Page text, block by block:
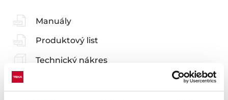
Manuály
Produktový list
Technický nákres